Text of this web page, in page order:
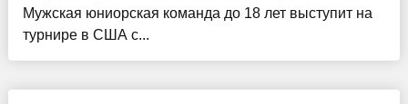
Мужская юниорская команда до 18 лет выступит на
турнире в США с...